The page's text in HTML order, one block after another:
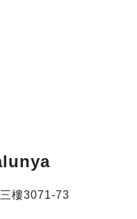
樓3071-73